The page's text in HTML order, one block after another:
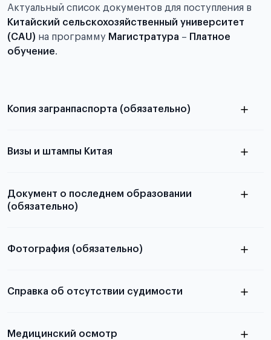
Актуальный список документов для поступления в
Китайский сельскохозяйственный университет
(CAU) на программу Магистратура – Платное
обучение.
Копия загранпаспорта (обязательно)
паспорта
Визы и штампы Китая
Документ о последнем образовании
(обязательно)
абитуриентов, изложена в статье.
Фотография (обязательно)
принимаются
Справка об отсутствии судимости
Медицинский осмотр